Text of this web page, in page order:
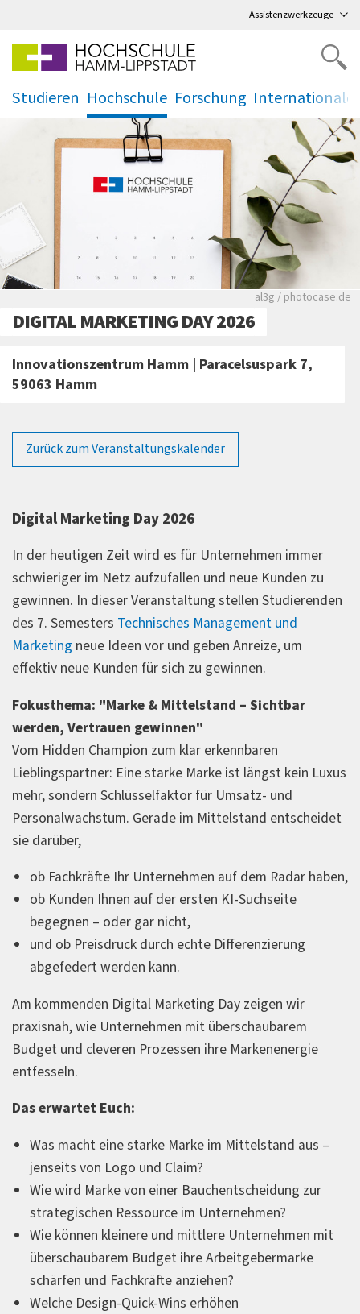
Assistenzwerkzeuge
Studieren Hochschule
.
Forschung
.
Rote leere
al3g / photocase.de
DIGITAL MARKETING DAY 2026
Innovationszentrum Hamm | Paracelsuspark 7,
59063 Hamm
Zurück zum Veranstaltungskalender
Digital Marketing Day 2026
In der heutigen Zeit wird es für Unternehmen immer
schwieriger im Netz aufzufallen und neue Kunden zu
gewinnen. In dieser Veranstaltung stellen Studierenden
des 7. Semesters Technisches Management und
Marketing neue Ideen vor und geben Anreize, um
effektiv neue Kunden für sich zu gewinnen.
Fokusthema: "Marke & Mittelstand – Sichtbar
werden, Vertrauen gewinnen"
Vom Hidden Champion zum klar erkennbaren
Lieblingspartner: Eine starke Marke ist längst kein Luxus
mehr, sondern Schlüsselfaktor für Umsatz- und
Personalwachstum. Gerade im Mittelstand entscheidet
sie darüber,
ob Fachkräfte Ihr Unternehmen auf dem Radar haben,
ob Kunden Ihnen auf der ersten KI-Suchseite
begegnen – oder gar nicht,
und ob Preisdruck durch echte Differenzierung
abgefedert werden kann.
Am kommenden Digital Marketing Day zeigen wir
praxisnah, wie Unternehmen mit überschaubarem
Budget und cleveren Prozessen ihre Markenenergie
entfesseln.
Das erwartet Euch:
Was macht eine starke Marke im Mittelstand aus –
jenseits von Logo und Claim?
Wie wird Marke von einer Bauchentscheidung zur
strategischen Ressource im Unternehmen?
Wie können kleinere und mittlere Unternehmen mit
überschaubarem Budget ihre Arbeitgebermarke
schärfen und Fachkräfte anziehen?
Welche Design-Quick-Wins erhöhen